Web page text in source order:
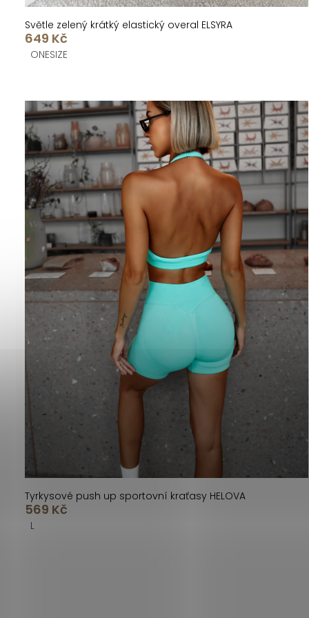
Světle zelený krátký elastický overal ELSYRA
649 Kč
ONESIZE
Tyrkysové push up sportovní kraťasy HELOVA
569 Kč
L